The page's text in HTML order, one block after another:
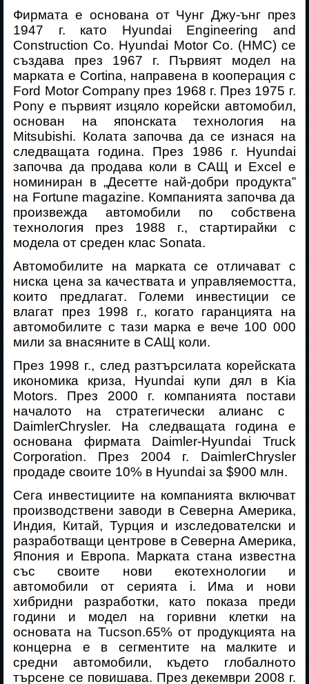
Фирмата е основана от Чунг Джу-ънг през
1947 г. като Hyundai Engineering and
Construction Co. Hyundai Motor Co. (HMC) се
създава през 1967 г. Първият модел на
марката е Cortina, направена в кооперация с
Ford Motor Company през 1968 г. През 1975 г.
Pony е първият изцяло корейски автомобил,
основан на японската технология на
Mitsubishi. Колата започва да се изнася на
следващата година. През 1986 г. Hyundai
започва да продава коли в САЩ и Excel е
номиниран в „Десетте най-добри продукта”
на Fortune magazine. Компанията започва да
произвежда автомобили по собствена
технология през 1988 г., стартирайки с
модела от среден клас Sonata.
Автомобилите на марката се отличават с
ниска цена за качествата и управляемостта,
които предлагат. Големи инвестиции се
влагат през 1998 г., когато гаранцията на
автомобилите с тази марка е вече 100 000
мили за внасяните в САЩ коли.
През 1998 г., след разтърсилата корейската
икономика криза, Hyundai купи дял вKia
Motors. През 2000 г. компанията постави
началото на стратегически алианс с
DaimlerChrysler. На следващата година е
основана фирмата Daimler-Hyundai Truck
Corporation. През 2004 г. DaimlerChrysler
продаде своите 10% в Hyundai за $900 млн.
Сега инвестициите на компанията включват
производствени заводи в Северна Америка,
Индия, Китай, Турция и изследователски и
разработващи центрове в Северна Америка,
Япония и Европа. Марката стана известна
със своите нови екотехнологии и
автомобили от серията i. Има и нови
хибридни разработки, като показа преди
години и модел на горивни клетки на
основата на Tucson.65% от продукцията на
концерна е в сегментите на малките и
средни автомобили, където глобалното
търсене се повишава. През декември 2008 г.